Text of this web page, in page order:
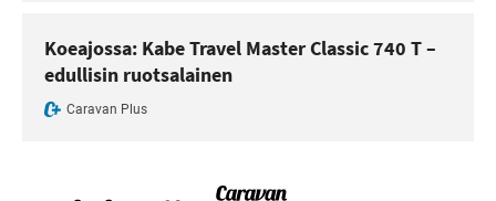
Koeajossa: Kabe Travel Master Classic 740 T –
edullisin ruotsalainen
Caravan Plus